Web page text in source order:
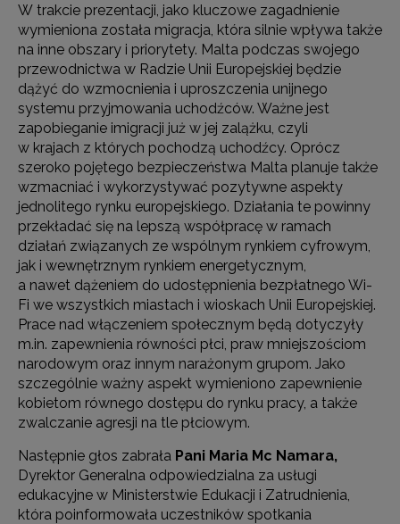
W trakcie prezentacji, jako kluczowe zagadnienie
wymieniona została migracja, która silnie wpływa także
na inne obszary i priorytety. Malta podczas swojego
przewodnictwa w Radzie Unii Europejskiej będzie
dążyć do wzmocnienia i uproszczenia unijnego
systemu przyjmowania uchodźców. Ważne jest
zapobieganie imigracji już w jej zalążku, czyli
w krajach z których pochodzą uchodźcy. Oprócz
szeroko pojętego bezpieczeństwa Malta planuje także
wzmacniać i wykorzystywać pozytywne aspekty
jednolitego rynku europejskiego. Działania te powinny
przekładać się na lepszą współpracę w ramach
działań związanych ze wspólnym rynkiem cyfrowym,
jak i wewnętrznym rynkiem energetycznym,
a nawet dążeniem do udostępnienia bezpłatnego Wi-
Fi we wszystkich miastach i wioskach Unii Europejskiej.
Prace nad włączeniem społecznym będą dotyczyły
m.in. zapewnienia równości płci, praw mniejszościom
narodowym oraz innym narażonym grupom. Jako
szczególnie ważny aspekt wymieniono zapewnienie
kobietom równego dostępu do rynku pracy, a także
zwalczanie agresji na tle płciowym.
Następnie głos zabrała Pani Maria Mc Namara,
Dyrektor Generalna odpowiedzialna za usługi
edukacyjne w Ministerstwie Edukacji i Zatrudnienia,
która poinformowała uczestników spotkania